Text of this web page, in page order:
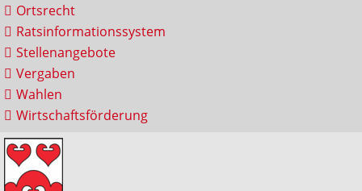
Ortsrecht
Ratsinformationssystem
Stellenangebote
Vergaben
Wahlen
Wirtschaftsförderung